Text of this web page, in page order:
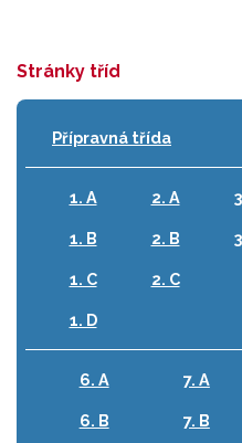
Stránky tříd
Přípravná třída
1. A
1. B
1. C
1. D
2. A
2. B
2. C
6. A
6. B
7. A
7. B